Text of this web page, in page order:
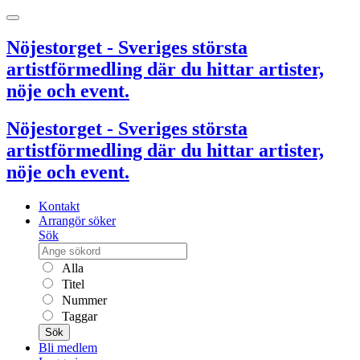
Nöjestorget - Sveriges största
artistförmedling där du hittar artister,
nöje och event.
Nöjestorget - Sveriges största
artistförmedling där du hittar artister,
nöje och event.
Kontakt
Arrangör söker
Sök
Alla
Titel
Nummer
Taggar
Sök
Bli medlem